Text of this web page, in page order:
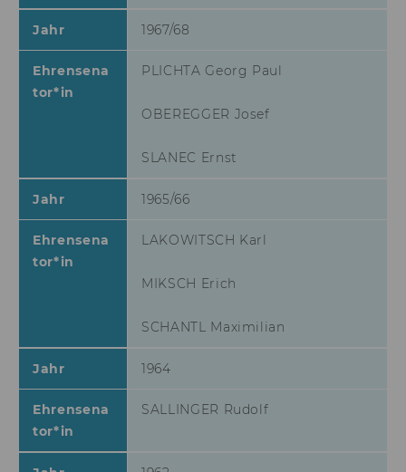
Jahr 1967/68
Ehrensena
tor*in
PLICHTA Georg Paul
OBEREGGER Josef
SLANEC Ernst
Jahr 1965/66
Ehrensena
tor*in
LAKOWITSCH Karl
MIKSCH Erich
SCHANTL Maximilian
Jahr 1964
Ehrensena
tor*in
SALLINGER Rudolf
aam_uuid
Dieses Cookie
Dieses Cookie